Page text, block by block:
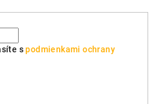
spodmienkami ochrany